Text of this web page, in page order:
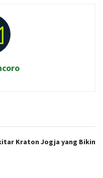
Kraton Jogja yang Bikin